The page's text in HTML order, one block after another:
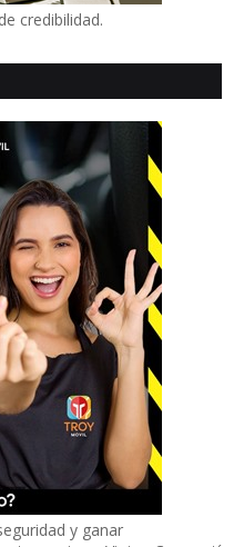
credibilidad.
y ganar